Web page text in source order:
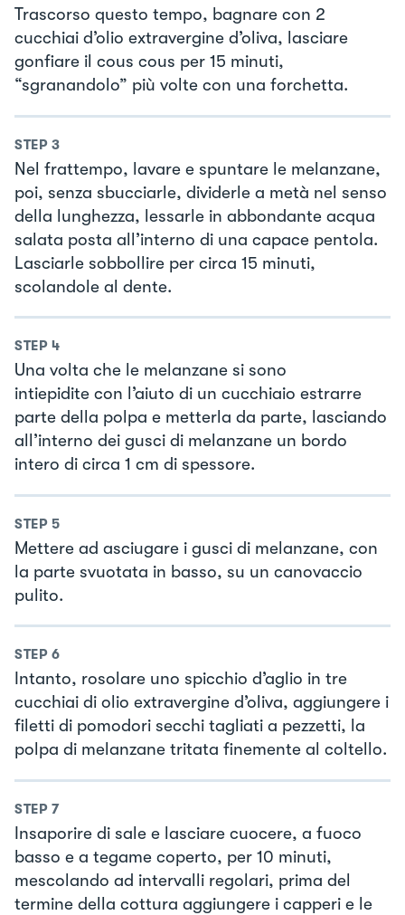
Trascorso questo tempo, bagnare con 2
cucchiai d’olio extravergine d’oliva, lasciare
gonfiare il cous cous per 15 minuti,
“sgranandolo” più volte con una forchetta.
STEP 3
Nel frattempo, lavare e spuntare le melanzane,
poi, senza sbucciarle, dividerle a metà nel senso
della lunghezza, lessarle in abbondante acqua
salata posta all’interno di una capace pentola.
Lasciarle sobbollire per circa 15 minuti,
scolandole al dente.
STEP 4
Una volta che le melanzane si sono
intiepidite con l’aiuto di un cucchiaio estrarre
parte della polpa e metterla da parte, lasciando
all’interno dei gusci di melanzane un bordo
intero di circa 1 cm di spessore.
STEP 5
Mettere ad asciugare i gusci di melanzane, con
la parte svuotata in basso, su un canovaccio
pulito.
STEP 6
Intanto, rosolare uno spicchio d’aglio in tre
cucchiai di olio extravergine d’oliva, aggiungere i
filetti di pomodori secchi tagliati a pezzetti, la
polpa di melanzane tritata finemente al coltello.
STEP 7
Insaporire di sale e lasciare cuocere, a fuoco
basso e a tegame coperto, per 10 minuti,
mescolando ad intervalli regolari, prima del
termine della cottura aggiungere i capperi e le